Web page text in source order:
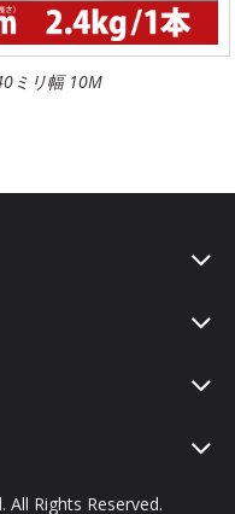
ミリ幅 10M
Rights Reserved.